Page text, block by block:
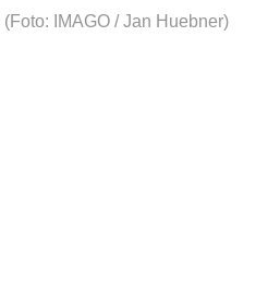
(Foto: IMAGO / Jan Huebner)